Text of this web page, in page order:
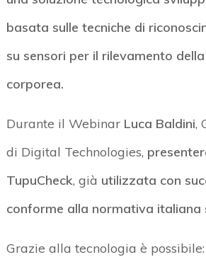
basata sulle tecniche di
su sensori per il rilevamento
corporea.
Durante il Webinar Luca Baldini,
di Digital Technologies,
TupuCheck, già utilizzata con
conforme alla normativa italiana
Grazie alla tecnologia è possibile: